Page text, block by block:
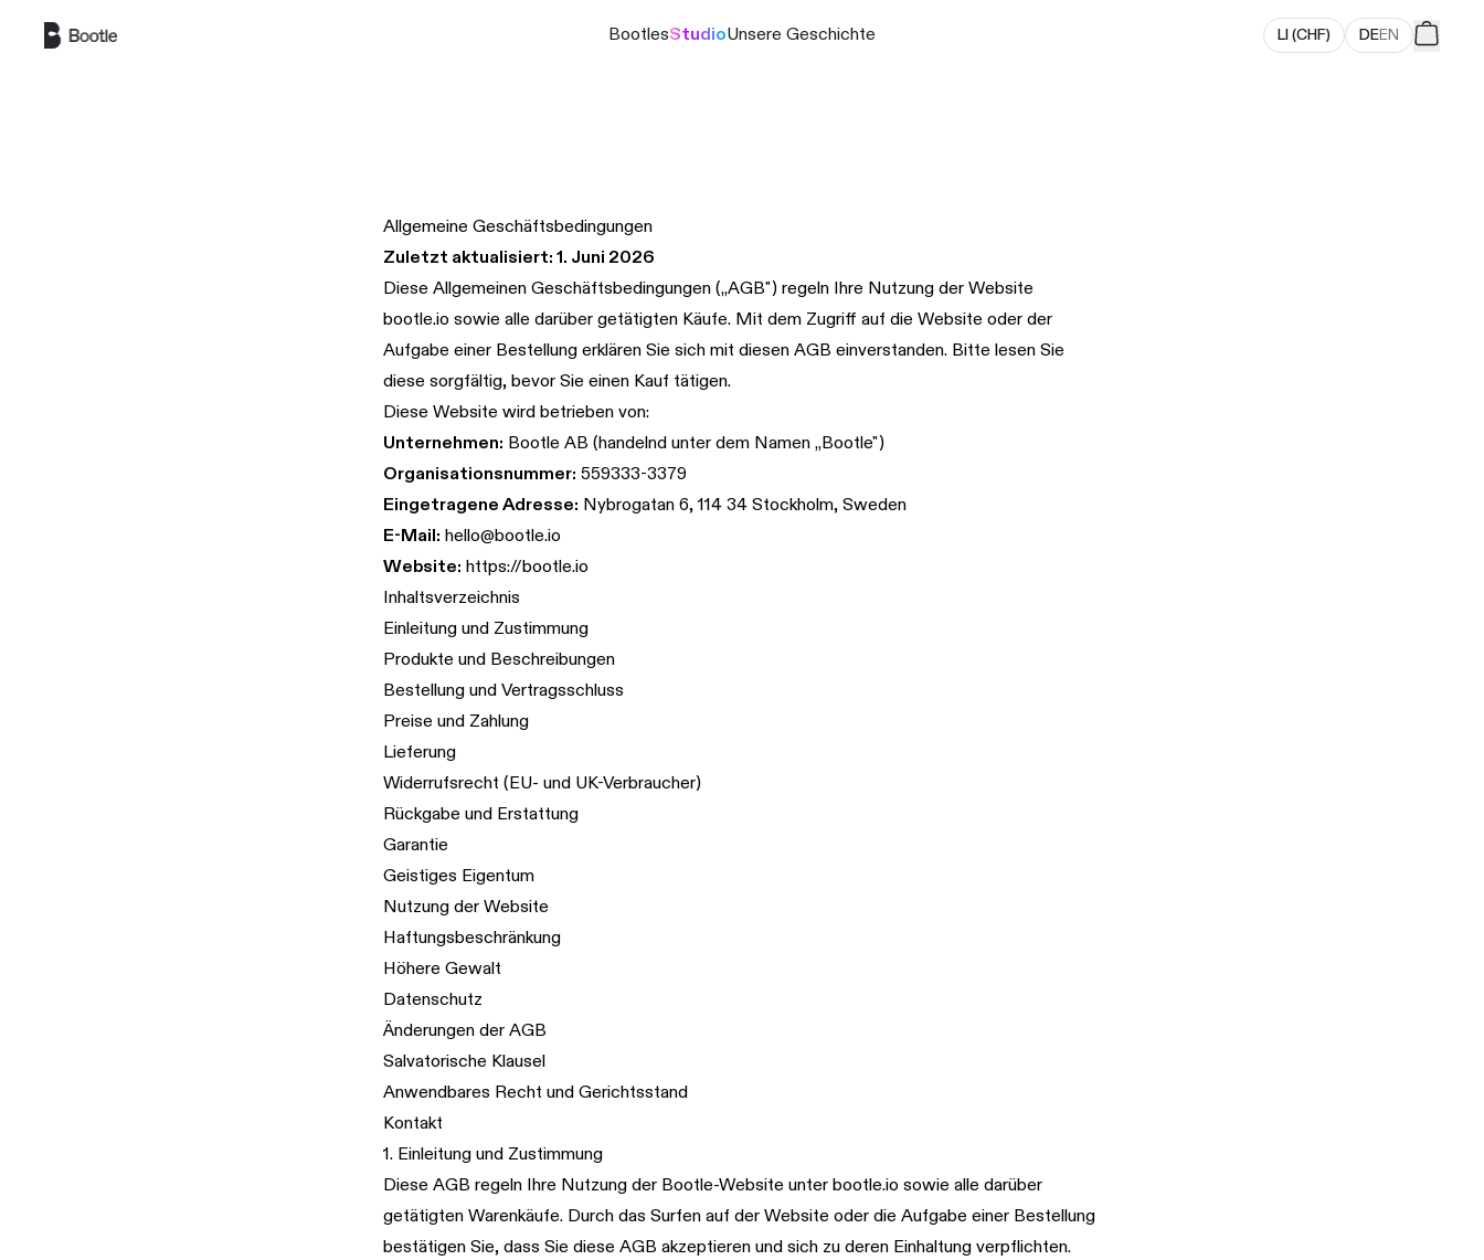
BootlesStudioUnsere Geschichte LI(CHF) DEEN
Allgemeine Geschäftsbedingungen
Zuletzt aktualisiert: 1. Juni 2026
Diese Allgemeinen Geschäftsbedingungen („AGB") regeln Ihre Nutzung der Website
bootle.io sowie alle darüber getätigten Käufe. Mit dem Zugriff auf die Website oder der
Aufgabe einer Bestellung erklären Sie sich mit diesen AGB einverstanden. Bitte lesen Sie
diese sorgfältig, bevor Sie einen Kauf tätigen.
Diese Website wird betrieben von:
Unternehmen: Bootle AB (handelnd unter dem Namen „Bootle")
Organisationsnummer: 559333-3379
Eingetragene Adresse: Nybrogatan 6, 114 34 Stockholm, Sweden
E-Mail: hello@bootle.io
Website: https://bootle.io
Inhaltsverzeichnis
Einleitung und Zustimmung
Produkte und Beschreibungen
Bestellung und Vertragsschluss
Preise und Zahlung
Lieferung
Widerrufsrecht (EU- und UK-Verbraucher)
Rückgabe und Erstattung
Garantie
Geistiges Eigentum
Nutzung der Website
Haftungsbeschränkung
Höhere Gewalt
Datenschutz
Änderungen der AGB
Salvatorische Klausel
Anwendbares Recht und Gerichtsstand
Kontakt
1. Einleitung und Zustimmung
Diese AGB regeln Ihre Nutzung der Bootle-Website unterbootle.io sowie alle darüber
getätigten Warenkäufe. Durch das Surfen auf der Website oder die Aufgabe einer Bestellung
bestätigen Sie, dass Sie diese AGB akzeptieren und sich zu deren Einhaltung verpflichten.